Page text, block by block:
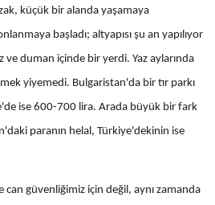
küçük bir alanda yaşamaya
başladı; altyapısı şu an yapılıyor
ve duman içinde bir yerdi. Yaz aylarında
yiyemedi. Bulgaristan'da bir tır parkı
ise 600-700 lira. Arada büyük bir fark
paranın helal, Türkiye'dekinin ise
can güvenliğimiz için değil, aynı zamanda